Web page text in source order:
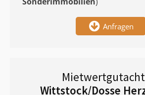
Anfragen
Wittstock/Dosse